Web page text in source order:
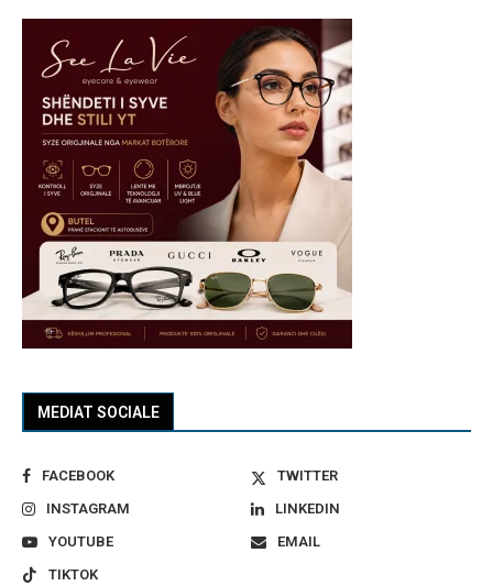
MEDIAT SOCIALE
FACEBOOK
TWITTER
INSTAGRAM
LINKEDIN
YOUTUBE
EMAIL
TIKTOK